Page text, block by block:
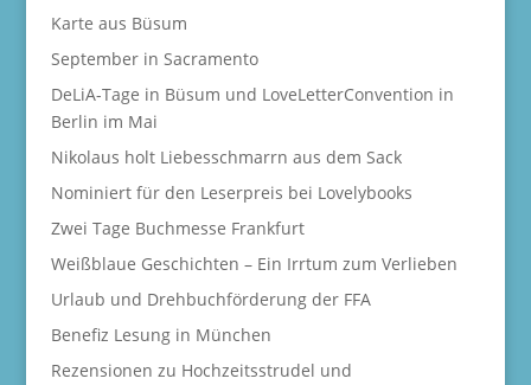
Karte aus Büsum
September in Sacramento
DeLiA-Tage in Büsum und LoveLetterConvention in
Berlin im Mai
Nikolaus holt Liebesschmarrn aus dem Sack
Nominiert für den Leserpreis bei Lovelybooks
Zwei Tage Buchmesse Frankfurt
Weißblaue Geschichten – Ein Irrtum zum Verlieben
Urlaub und Drehbuchförderung der FFA
Benefiz Lesung in München
Rezensionen zu Hochzeitsstrudel und